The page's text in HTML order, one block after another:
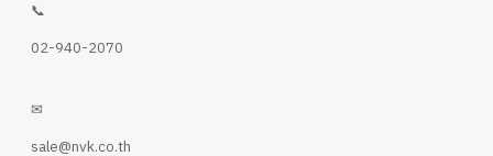
📞
02-940-2070
✉
sale@nvk.co.th